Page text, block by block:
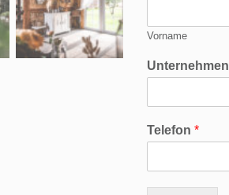
Vorname
Unternehmen
Telefon *